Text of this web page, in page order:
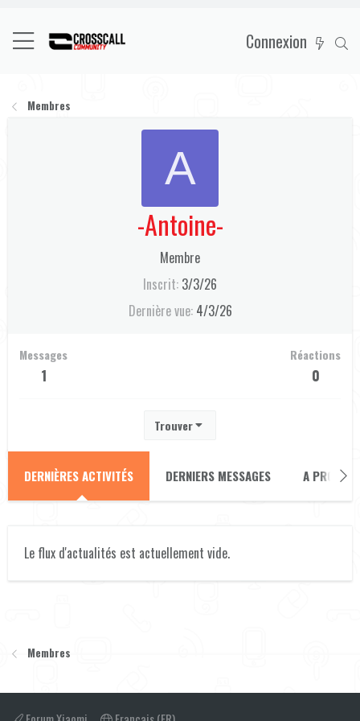
Connexion
Membres
A
-Antoine-
Membre
Inscrit 3/3/26
Dernière vue 4/3/26
Messages
1
Réactions
0
Trouver
DERNIÈRES ACTIVITÉS DERNIERS MESSAGES A PROPOS
Le flux d'actualités est actuellement vide.
Membres